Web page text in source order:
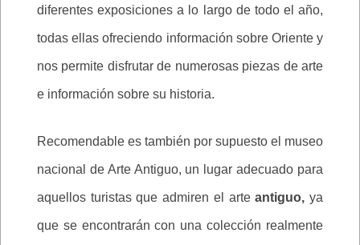
diferentes exposiciones a lo largo de todo el año,
todas ellas ofreciendo información sobre Oriente y
nos permite disfrutar de numerosas piezas de arte
e información sobre su historia.
Recomendable es también por supuesto el museo
nacional de Arte Antiguo, un lugar adecuado para
aquellos turistas que admiren el arteantiguo, ya
que se encontrarán con una colección realmente